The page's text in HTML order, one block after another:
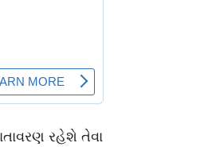
રહેશે તેવા